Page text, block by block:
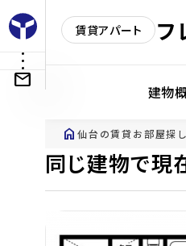
賃貸アパート フ
建物
home 仙台の賃貸お部屋探し
同じ建物で現